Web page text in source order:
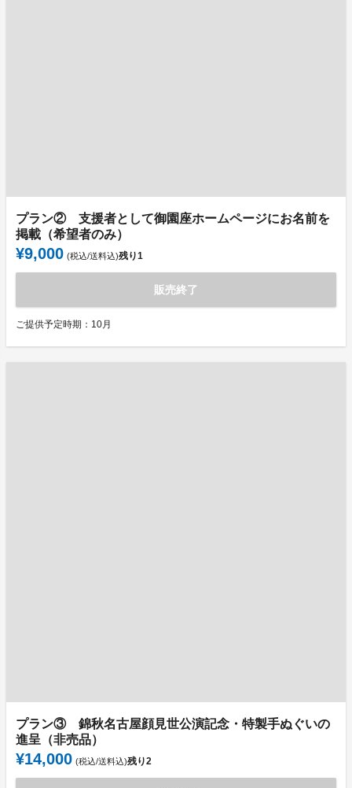
プラン② 支援者として御園座ホームページにお名前を
掲載（希望者のみ）
¥9,000 (税込/送料込)残り1
販売終了
ご提供予定時期：10月
プラン③ 錦秋名古屋顔見世公演記念・特製手ぬぐいの
進呈（非売品）
¥14,000 (税込/送料込)残り2